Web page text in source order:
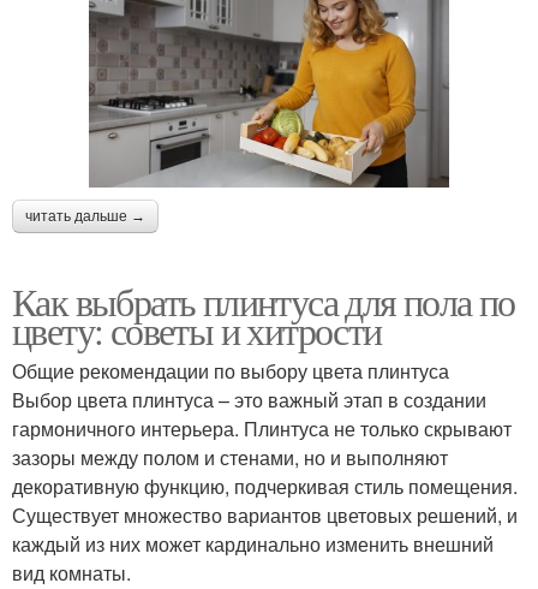
читать дальше →
Как выбрать плинтуса для пола по
цвету: советы и хитрости
Общие рекомендации по выбору цвета плинтуса
Выбор цвета плинтуса – это важный этап в создании
гармоничного интерьера. Плинтуса не только скрывают
зазоры между полом и стенами, но и выполняют
декоративную функцию, подчеркивая стиль помещения.
Существует множество вариантов цветовых решений, и
каждый из них может кардинально изменить внешний
вид комнаты.